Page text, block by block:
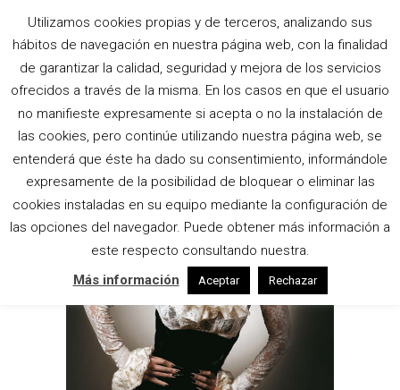
BELLA TAG
Utilizamos cookies propias y de terceros, analizando sus
hábitos de navegación en nuestra página web, con la finalidad
de garantizar la calidad, seguridad y mejora de los servicios
ofrecidos a través de la misma. En los casos en que el usuario
no manifieste expresamente si acepta o no la instalación de
las cookies, pero continúe utilizando nuestra página web, se
entenderá que éste ha dado su consentimiento, informándole
expresamente de la posibilidad de bloquear o eliminar las
cookies instaladas en su equipo mediante la configuración de
las opciones del navegador. Puede obtener más información a
este respecto consultando nuestra.
Más información
Aceptar Rechazar